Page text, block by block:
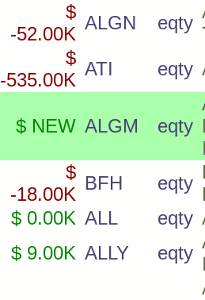
$
-52.00K
ALGN eqty
$
-535.00K
ATI eqty
$ NEW ALGM eqty
$
-18.00K
BFH eqty
$ 0.00K ALL eqty
$ 9.00K ALLY eqty